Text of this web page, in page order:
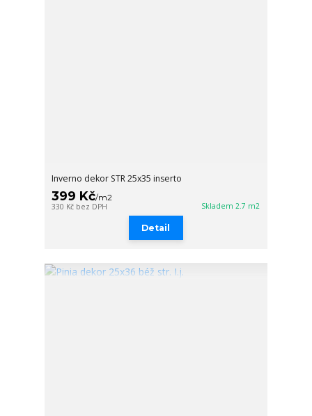
Inverno dekor STR 25x35 inserto
399 Kč/m2
330 Kč bez DPH Skladem 2.7 m2
Detail